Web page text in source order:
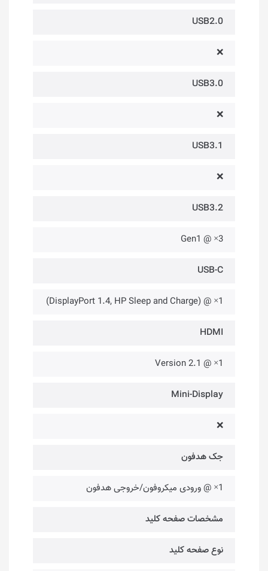
USB2.0
❌
USB3.0
❌
USB3.1
❌
USB3.2
3× @ Gen1
USB-C
1× @ (DisplayPort 1.4, HP Sleep and Charge)
HDMI
1× @ Version 2.1
Mini-Display
❌
جک هدفون
1× @ ورودی میکروفون/خروجی هدفون
مشخصات صفحه کلید
نوع صفحه کلید